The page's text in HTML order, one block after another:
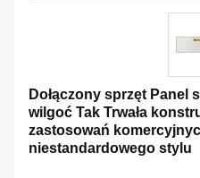
Dołączony sprzęt Panel
wilgoć Tak Trwała
zastosowań
niestandardowego stylu